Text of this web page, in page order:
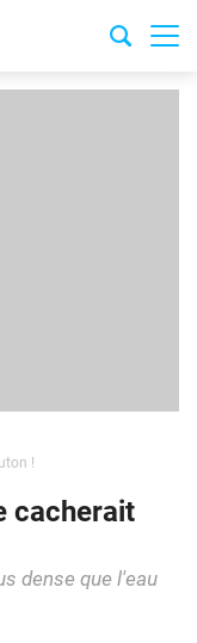
!
cacherait
dense que l'eau